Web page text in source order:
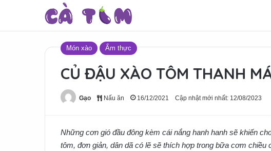
Món xào Ẩm thực
CỦ ĐẬU XÀO TÔM THANH
Gạo Nấu ăn 16/12/2021 Cập nhật mới nhất: 12/08/2023
Những cơn gió đầu đông kèm cái nắng hanh hanh sẽ khiến
tôm, đơn giản, dân dã có lẽ sẽ thích hợp trong bữa cơm chiều